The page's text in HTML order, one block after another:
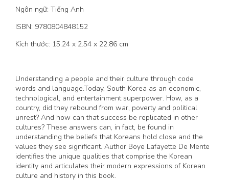
Ngôn ngữ: Tiếng Anh
ISBN: 9780804848152
Kích thước: 15.24 x 2.54 x 22.86 cm
Understanding a people and their culture through code
words and language.Today, South Korea as an economic,
technological, and entertainment superpower. How, as a
country, did they rebound from war, poverty and political
unrest? And how can that success be replicated in other
cultures? These answers can, in fact, be found in
understanding the beliefs that Koreans hold close and the
values they see significant. Author Boye Lafayette De Mente
identifies the unique qualities that comprise the Korean
identity and articulates their modern expressions of Korean
culture and history in this book.